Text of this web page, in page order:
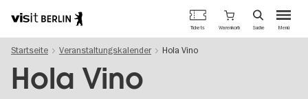
zum
Inhalt
Berlins
offizielles
Tourismusportal
Menü
Tickets Warenkorb Suche
Startseite Veranstaltungskalender Hola Vino
Hola Vino